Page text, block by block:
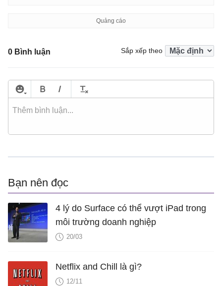
0 Bình luận Sắp xếp theo
Bạn nên đọc
4 lý do Surface có thể vượt iPad trong
môi trường doanh nghiệp
20/03
Netflix and Chill là gì?
12/11